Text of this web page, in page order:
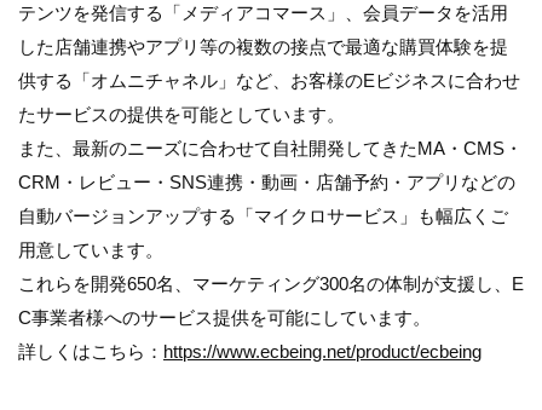
テンツを発信する「メディアコマース」、会員データを活用
した店舗連携やアプリ等の複数の接点で最適な購買体験を提
供する「オムニチャネル」など、お客様のEビジネスに合わせ
たサービスの提供を可能としています。
また、最新のニーズに合わせて自社開発してきたMA・CMS・
CRM・レビュー・SNS連携・動画・店舗予約・アプリなどの
自動バージョンアップする「マイクロサービス」も幅広くご
用意しています。
これらを開発650名、マーケティング300名の体制が支援し、E
C事業者様へのサービス提供を可能にしています。
詳しくはこちら： https://www.ecbeing.net/product/ecbeing